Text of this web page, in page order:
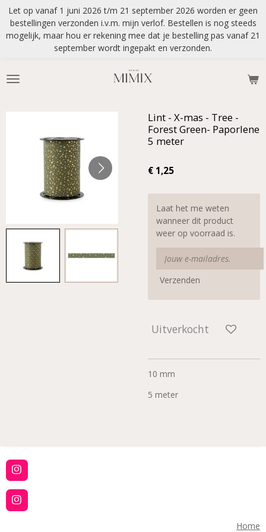
Ga
direct
naar
Let op vanaf 1 juni 2026 t/m 21 september 2026 worden er geen
bestellingen verzonden i.v.m. mijn verlof. Bestellen is nog steeds
mogelijk, maar hou er rekening mee dat je bestelling pas vanaf 21
september wordt ingepakt en verzonden.
Lint - X-mas - Tree -
Forest Green- Paporlene
5 meter
€ 1,25
Laat het me weten
wanneer dit product
weer op voorraad is.
Verzenden
Uitverkocht
10 mm
5 meter
I
n
s
t
a
I
n
Home